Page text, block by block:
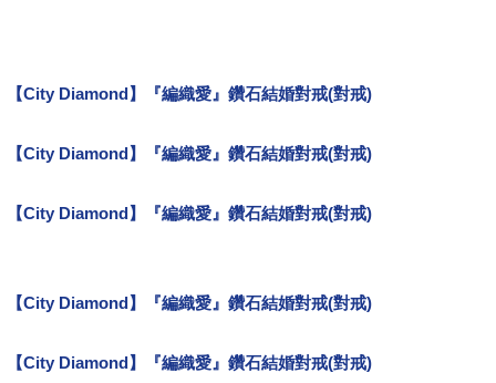
【City Diamond】『編織愛』鑽石結婚對戒(對戒)
【City Diamond】『編織愛』鑽石結婚對戒(對戒)
【City Diamond】『編織愛』鑽石結婚對戒(對戒)
【City Diamond】『編織愛』鑽石結婚對戒(對戒)
【City Diamond】『編織愛』鑽石結婚對戒(對戒)